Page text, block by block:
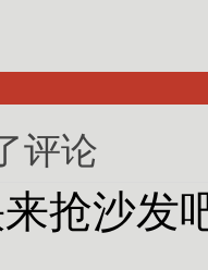
评论
抢沙发